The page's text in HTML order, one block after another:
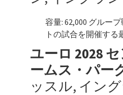
容量: 62,000 グルー
トの試合を開催する
ユーロ 2028
ームス・パー
ッスル, イン